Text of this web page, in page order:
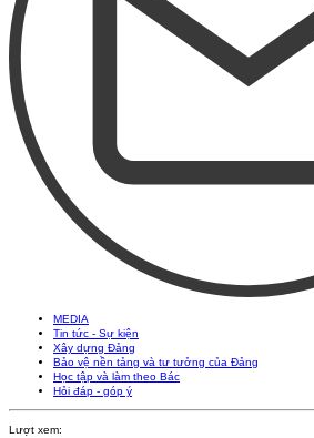
MEDIA
Tin tức - Sự kiện
Xây dựng Đảng
Bảo vệ nền tảng và tư tưởng của Đảng
Học tập và làm theo Bác
Hỏi đáp - góp ý
Lượt xem: